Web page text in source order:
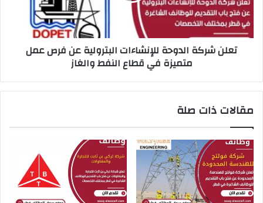
ط
ر
ع
ف
ف
و
ظ
ي
ف
ي
ة
ا
ل
ن
ش
ا
ء
ا
تعلن شركة الدوحة للإنشاءات البترولية عن فرص عمل
متميزة في قطاع النفط والغاز
مقالات ذات صلة